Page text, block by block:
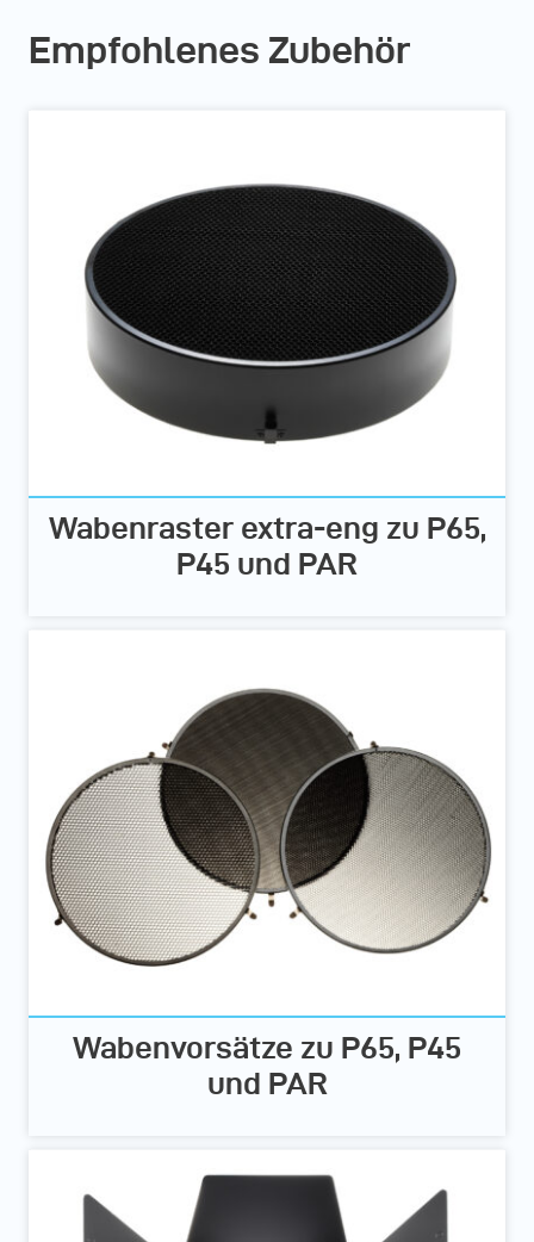
Empfohlenes Zubehör
Wabenraster extra-eng zu P65,
P45 und PAR
Wabenvorsätze zu P65, P45
und PAR